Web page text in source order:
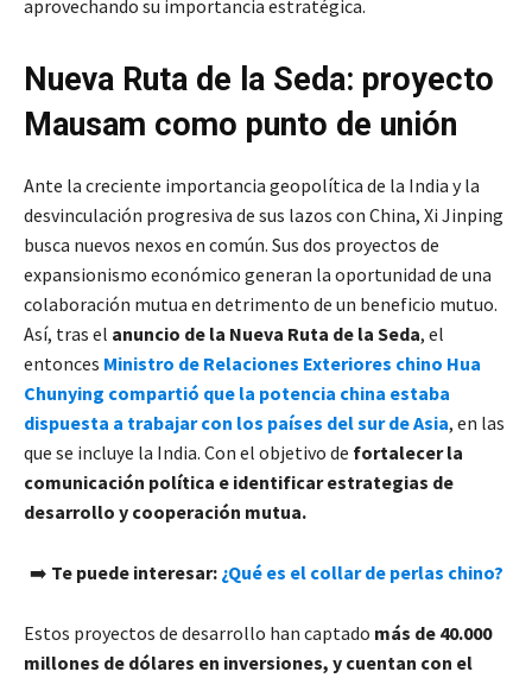
aprovechando su importancia estratégica.
Nueva Ruta de la Seda: proyecto
Mausam como punto de unión
Ante la creciente importancia geopolítica de la India y la
desvinculación progresiva de sus lazos con China, Xi Jinping
busca nuevos nexos en común. Sus dos proyectos de
expansionismo económico generan la oportunidad de una
colaboración mutua en detrimento de un beneficio mutuo.
Así, tras el anuncio de la Nueva Ruta de la Seda, el
entonces Ministro de Relaciones Exteriores chino Hua
Chunying compartió que la potencia china estaba
dispuesta a trabajar con los países del sur de Asia, en las
que se incluye la India. Con el objetivo de fortalecer la
comunicación política e identificar estrategias de
desarrollo y cooperación mutua.
➡️ Te puede interesar: ¿Qué es el collar de perlas chino?
Estos proyectos de desarrollo han captado más de 40.000
millones de dólares en inversiones, y cuentan con el